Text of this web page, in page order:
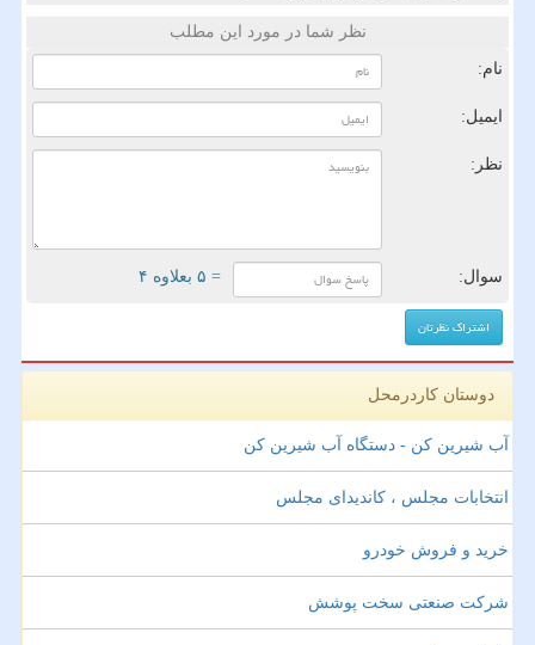
نظر شما در مورد این مطلب
نام:
ایمیل:
نظر:
سوال: = ۵ بعلاوه ۴
دوستان کاردرمحل
آب شیرین کن - دستگاه آب شیرین کن
انتخابات مجلس ، کاندیدای مجلس
خرید و فروش خودرو
شرکت صنعتی سخت پوشش